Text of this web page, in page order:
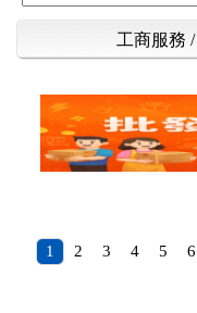
工商服務 /
1 2 3 4 5 6